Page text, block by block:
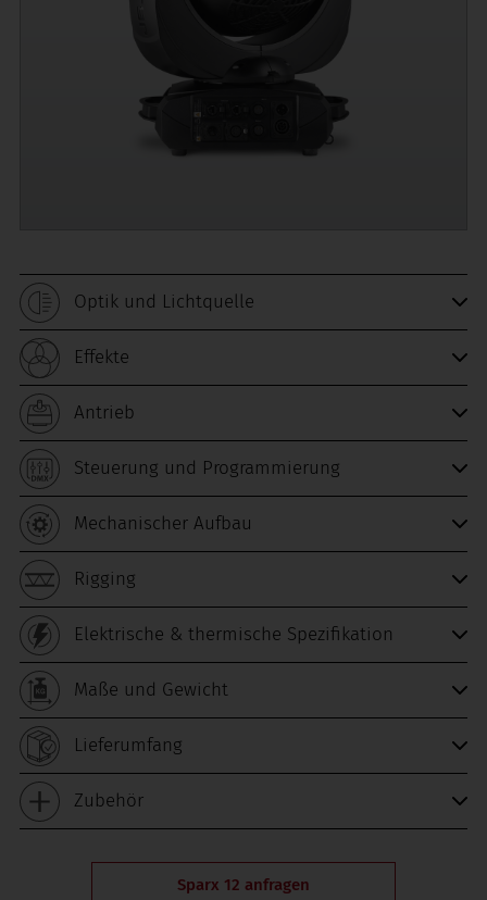
Optik und Lichtquelle
Effekte
Antrieb
Steuerung und Programmierung
Mechanischer Aufbau
Rigging
Elektrische & thermische Spezifikation
Maße und Gewicht
Lieferumfang
Zubehör
Sparx 12 anfragen